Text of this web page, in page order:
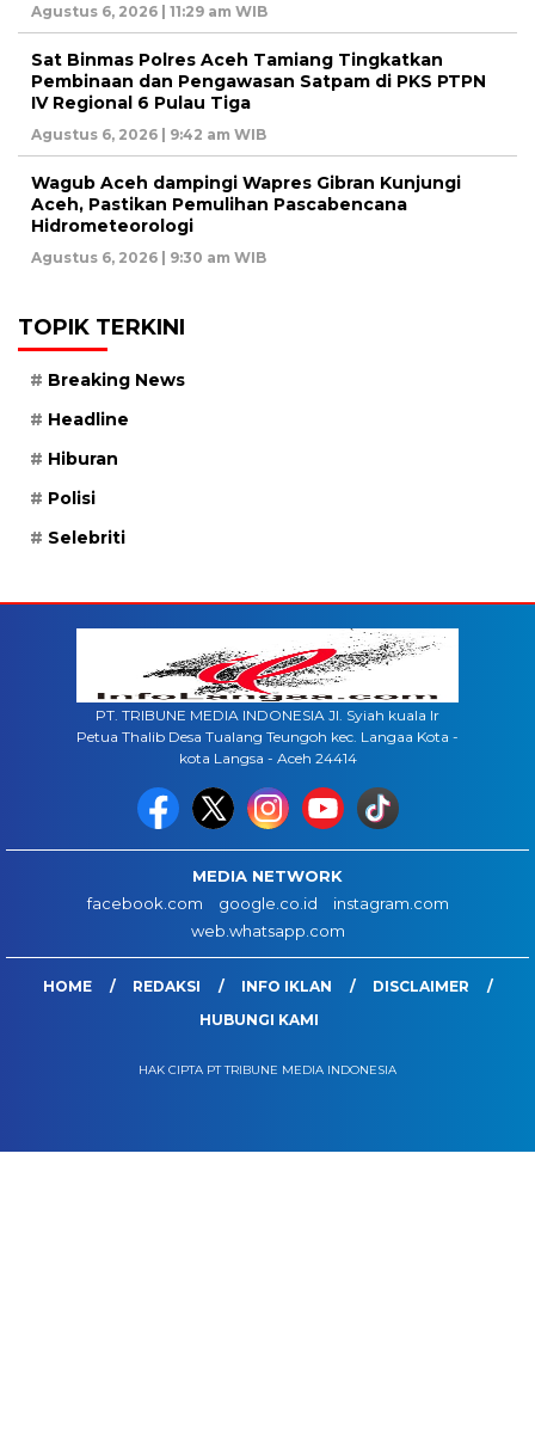
Agustus 6, 2026 | 11:29 am WIB
Sat Binmas Polres Aceh Tamiang Tingkatkan
Pembinaan dan Pengawasan Satpam di PKS PTPN
IV Regional 6 Pulau Tiga
Agustus 6, 2026 | 9:42 am WIB
Wagub Aceh dampingi Wapres Gibran Kunjungi
Aceh, Pastikan Pemulihan Pascabencana
Hidrometeorologi
Agustus 6, 2026 | 9:30 am WIB
TOPIK TERKINI
Breaking News
Headline
Hiburan
Polisi
Selebriti
PT. TRIBUNE MEDIA INDONESIA Jl. Syiah kuala lr
Petua Thalib Desa Tualang Teungoh kec. Langaa Kota -
kota Langsa - Aceh 24414
MEDIA NETWORK
facebook.com
google.co.id
instagram.com
web.whatsapp.com
HOME REDAKSI INFO IKLAN
DISCLAIMER
HUBUNGI KAMI
HAK CIPTA PT TRIBUNE MEDIA INDONESIA